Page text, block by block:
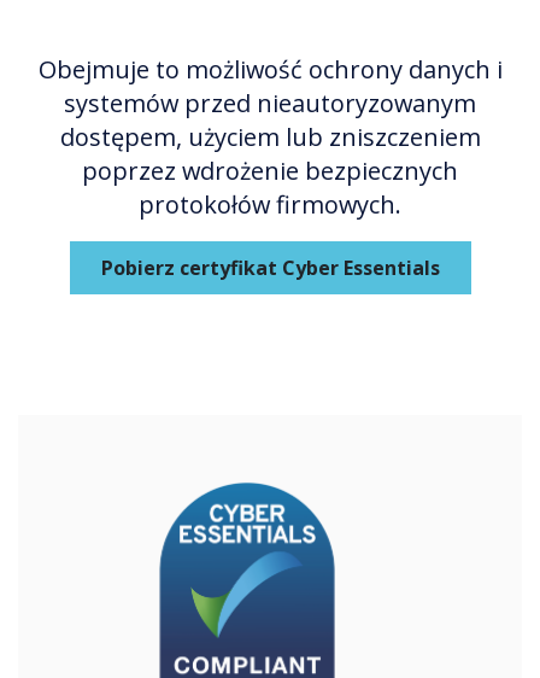
Obejmuje to możliwość ochrony danych i
systemów przed nieautoryzowanym
dostępem, użyciem lub zniszczeniem
poprzez wdrożenie bezpiecznych
protokołów firmowych.
Pobierz certyfikat Cyber Essentials